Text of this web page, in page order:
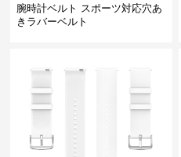
腕時計ベルト スポーツ対応穴あ
きラバーベルト